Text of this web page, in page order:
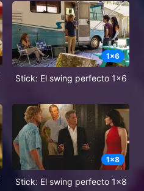
1x6
Stick: El swing perfecto 1x6
1x8
Stick: El swing perfecto 1x8